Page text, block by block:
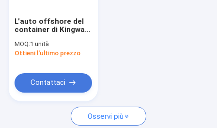
L'auto offshore del
container di Kingway
carro armato di IBC e
del cubo DNV
MOQ:1 unità
Ottieni l'ultimo prezzo
Contattaci
Osservi più